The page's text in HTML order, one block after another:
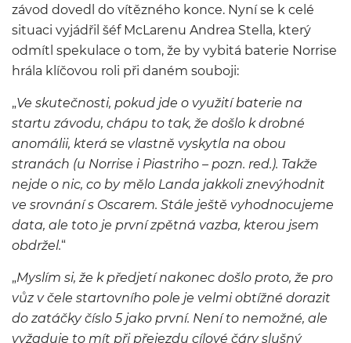
závod dovedl do vítězného konce. Nyní se k celé
situaci vyjádřil šéf McLarenu Andrea Stella, který
odmítl spekulace o tom, že by vybitá baterie Norrise
hrála klíčovou roli při daném souboji:
„Ve skutečnosti, pokud jde o využití baterie na
startu závodu, chápu to tak, že došlo k drobné
anomálii, která se vlastně vyskytla na obou
stranách (u Norrise i Piastriho – pozn. red.). Takže
nejde o nic, co by mělo Landa jakkoli znevýhodnit
ve srovnání s Oscarem. Stále ještě vyhodnocujeme
data, ale toto je první zpětná vazba, kterou jsem
obdržel.“
„Myslím si, že k předjetí nakonec došlo proto, že pro
vůz v čele startovního pole je velmi obtížné dorazit
do zatáčky číslo 5 jako první. Není to nemožné, ale
vyžaduje to mít při přejezdu cílové čáry slušný